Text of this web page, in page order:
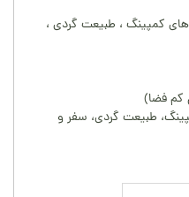
کمپینگ ، طبیعت گردی ،
فضا)
طبیعت گردی، سفر و